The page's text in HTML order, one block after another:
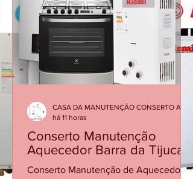
aquecedor gás natural manutenção de
aquecedores natu
Conserto Manutenção
Aquecedor Barra da Tijuca
há 11 horas